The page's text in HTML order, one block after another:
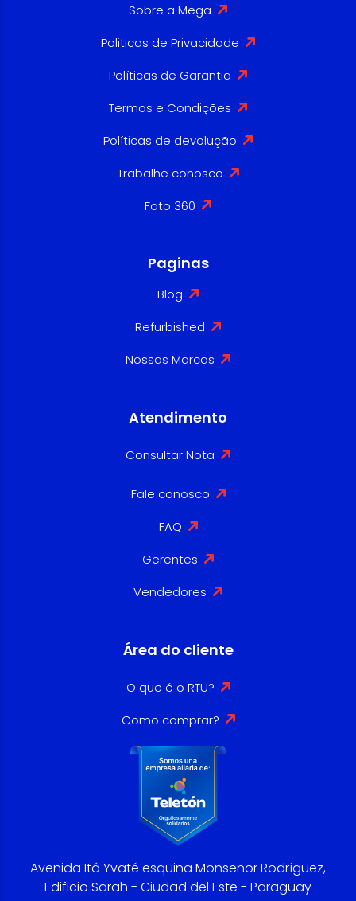
Sobre a Mega
Politicas de Privacidade
Políticas de Garantia
Termos e Condições
Políticas de devolução
Trabalhe conosco
Foto 360
Paginas
Blog
Refurbished
Nossas Marcas
Atendimento
Consultar Nota
Fale conosco
FAQ
Gerentes
Vendedores
Área do cliente
O que é o RTU?
Como comprar?
Avenida Itá Yvaté esquina Monseñor Rodríguez,
Edificio Sarah - Ciudad del Este - Paraguay